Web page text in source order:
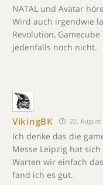
NATAL und Avatar
Wird auch irgendwie
Revolution,
jedenfalls noch nicht.
VikingBK 22. August
Ich denke das die
Messe Leipzig hat
Warten wir einfach
fand ich es gut.